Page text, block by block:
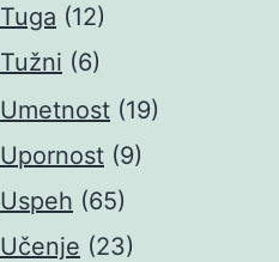
Tuga (12)
Tužni (6)
Umetnost (19)
Upornost (9)
Uspeh (65)
Učenje (23)